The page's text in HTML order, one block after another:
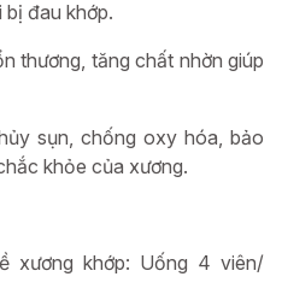
đau khớp.
thương, tăng chất nhờn giúp
sụn, chống oxy hóa, bảo
khỏe của xương.
xương khớp: Uống 4 viên/